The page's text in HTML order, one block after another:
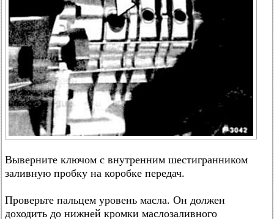
Выверните ключом с внутренним шестигранником
заливную пробку на коробке передач.
Проверьте пальцем уровень масла. Он должен
доходить до нижней кромки маслозаливного